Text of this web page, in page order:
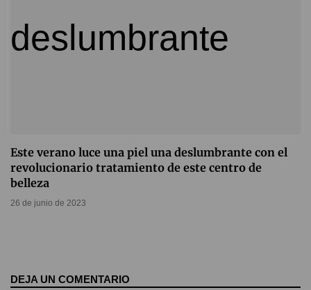
Este verano luce una piel una deslumbrante con el
revolucionario tratamiento de este centro de
belleza
26 de junio de 2023
DEJA UN COMENTARIO